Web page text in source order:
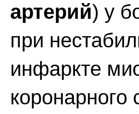
артерий) у
при
инфаркте